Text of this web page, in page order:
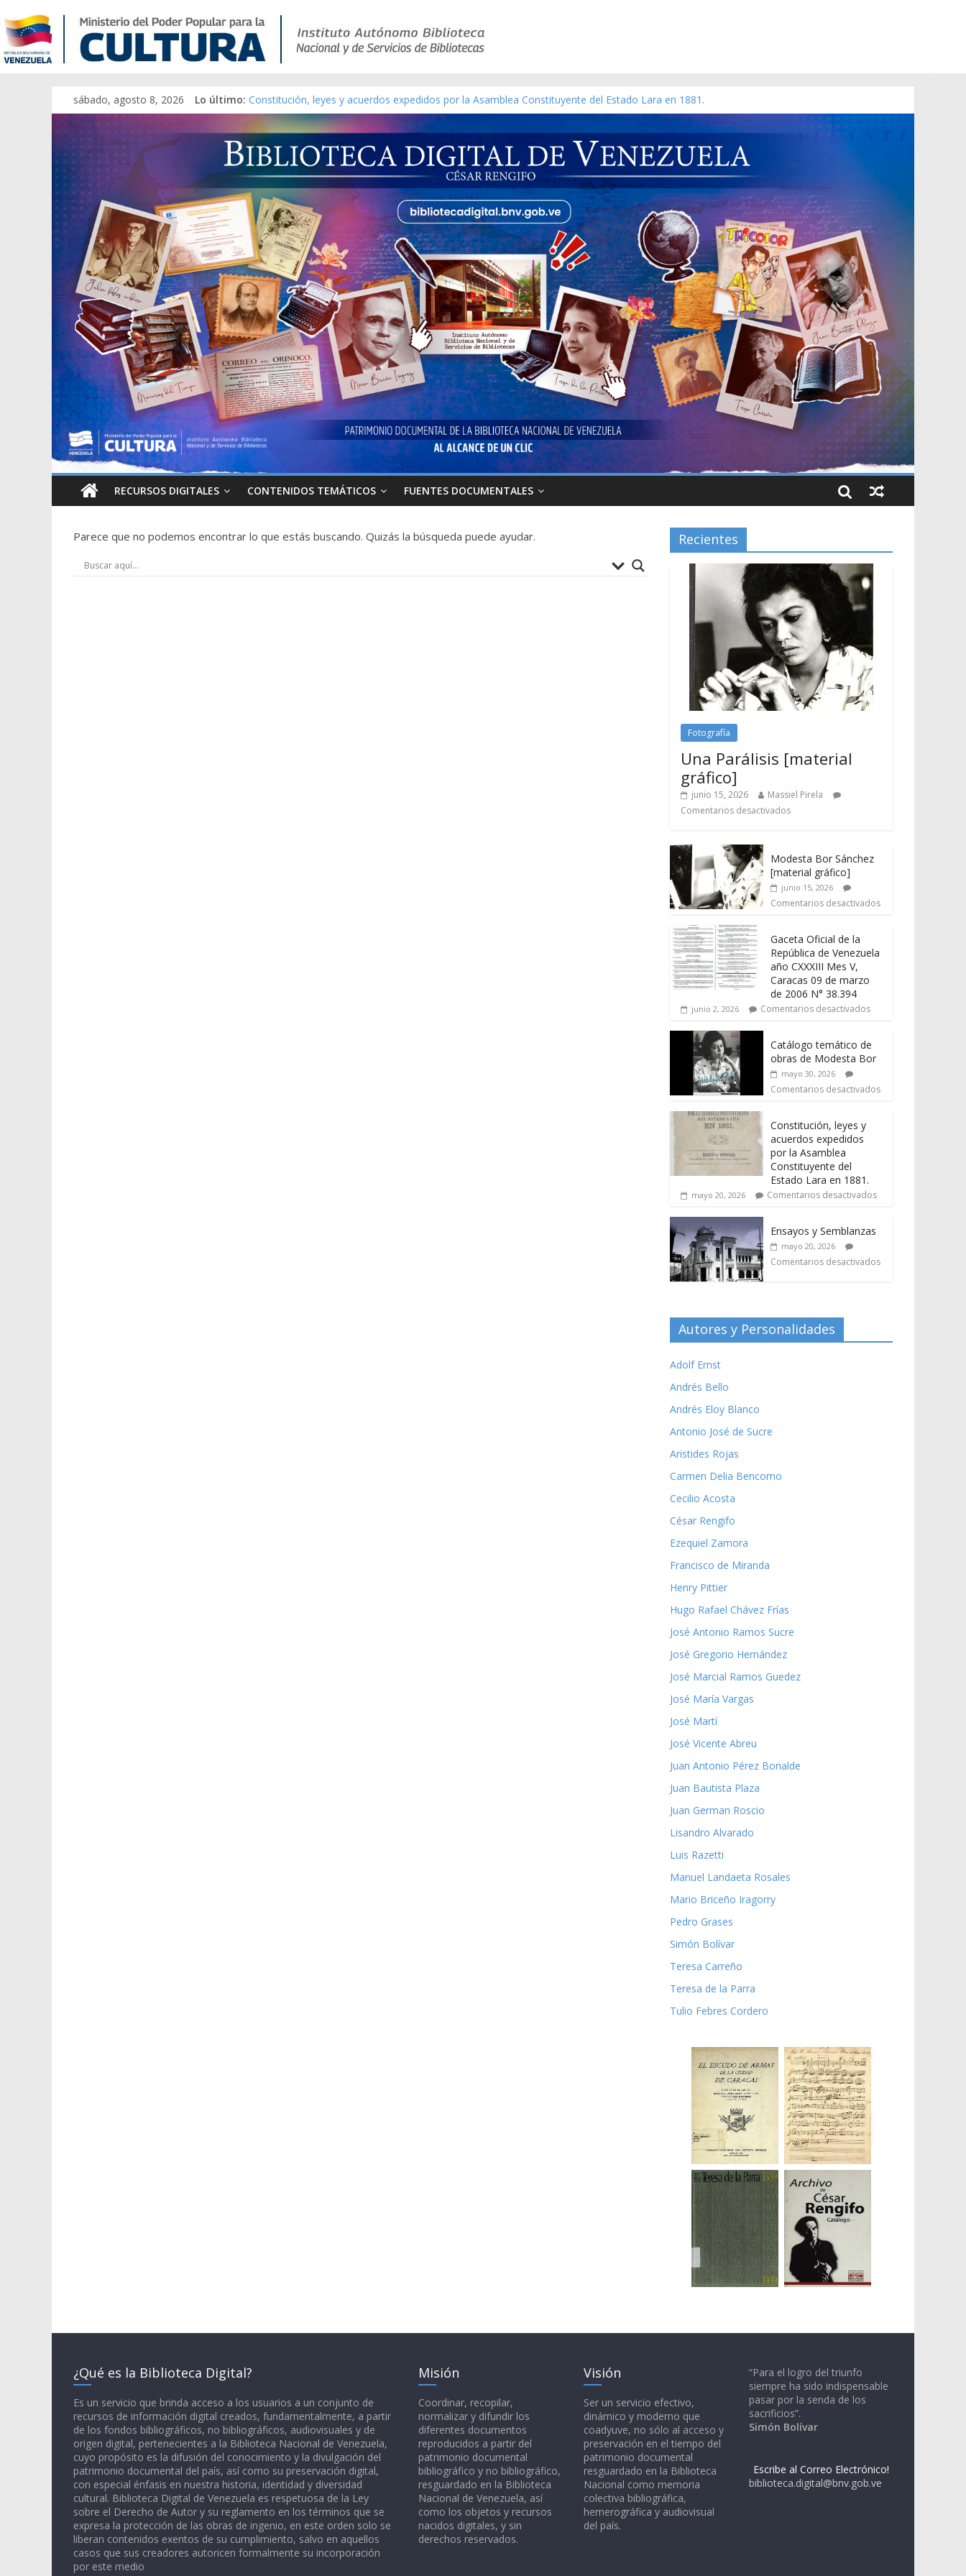
sábado, agosto 8, 2026 Lo último: Constitución, leyes y acuerdos expedidos por la Asamblea Constituyente del Estado Lara en 1881.
Una Parálisis [material gráfico]
Modesta Bor Sánchez [material gráfico]
Gaceta Oficial de la República de Venezuela año CXXXIII Mes V, Caracas 09 de marzo de 2006 N° 38.394
Catálogo temático de obras de Modesta Bor
RECURSOS DIGITALES CONTENIDOS TEMÁTICOS FUENTES DOCUMENTALES
Parece que no podemos encontrar lo que estás buscando. Quizás la búsqueda puede ayudar. Recientes
Fotografía
Una Parálisis [material
gráfico]
junio 15, 2026
Massiel Pirela
Comentarios desactivados
Modesta Bor Sánchez
[material gráfico]
junio 15, 2026
Comentarios desactivados
Gaceta Oficial de la
República de Venezuela
año CXXXIII Mes V,
Caracas 09 de marzo
de 2006 N° 38.394
junio 2, 2026 Comentarios desactivados
Catálogo temático de
obras de Modesta Bor
mayo 30, 2026
Comentarios desactivados
Constitución, leyes y
acuerdos expedidos
por la Asamblea
Constituyente del
Estado Lara en 1881.
mayo 20, 2026 Comentarios desactivados
Ensayos y Semblanzas
mayo 20, 2026
Comentarios desactivados
Autores y Personalidades
Adolf Ernst
Andrés Bello
Andrés Eloy Blanco
Antonio José de Sucre
Aristides Rojas
Carmen Delia Bencomo
Cecilio Acosta
César Rengifo
Ezequiel Zamora
Francisco de Miranda
Henry Pittier
Hugo Rafael Chávez Frías
José Antonio Ramos Sucre
José Gregorio Hernández
José Marcial Ramos Guedez
José María Vargas
José Martí
José Vicente Abreu
Juan Antonio Pérez Bonalde
Juan Bautista Plaza
Juan German Roscio
Lisandro Alvarado
Luis Razetti
Manuel Landaeta Rosales
Mario Briceño Iragorry
Pedro Grases
Simón Bolívar
Teresa Carreño
Teresa de la Parra
Tulio Febres Cordero
¿Qué es la Biblioteca Digital?
Es un servicio que brinda acceso a los usuarios a un conjunto de
recursos de información digital creados, fundamentalmente, a partir
de los fondos bibliográficos, no bibliográficos, audiovisuales y de
origen digital, pertenecientes a la Biblioteca Nacional de Venezuela,
cuyo propósito es la difusión del conocimiento y la divulgación del
patrimonio documental del país, así como su preservación digital,
con especial énfasis en nuestra historia, identidad y diversidad
cultural. Biblioteca Digital de Venezuela es respetuosa de la Ley
sobre el Derecho de Autor y su reglamento en los términos que se
expresa la protección de las obras de ingenio, en este orden solo se
liberan contenidos exentos de su cumplimiento, salvo en aquellos
casos que sus creadores autoricen formalmente su incorporación
por este medio
Misión
Coordinar, recopilar,
normalizar y difundir los
diferentes documentos
reproducidos a partir del
patrimonio documental
bibliográfico y no bibliográfico,
resguardado en la Biblioteca
Nacional de Venezuela, así
como los objetos y recursos
nacidos digitales, y sin
derechos reservados.
Visión
Ser un servicio efectivo,
dinámico y moderno que
coadyuve, no sólo al acceso y
preservación en el tiempo del
patrimonio documental
resguardado en la Biblioteca
Nacional como memoria
colectiva bibliográfica,
hemerográfica y audiovisual
del país.
“Para el logro del triunfo
siempre ha sido indispensable
pasar por la senda de los
sacrificios”.
Simón Bolívar
Escribe al Correo Electrónico!
biblioteca.digital@bnv.gob.ve